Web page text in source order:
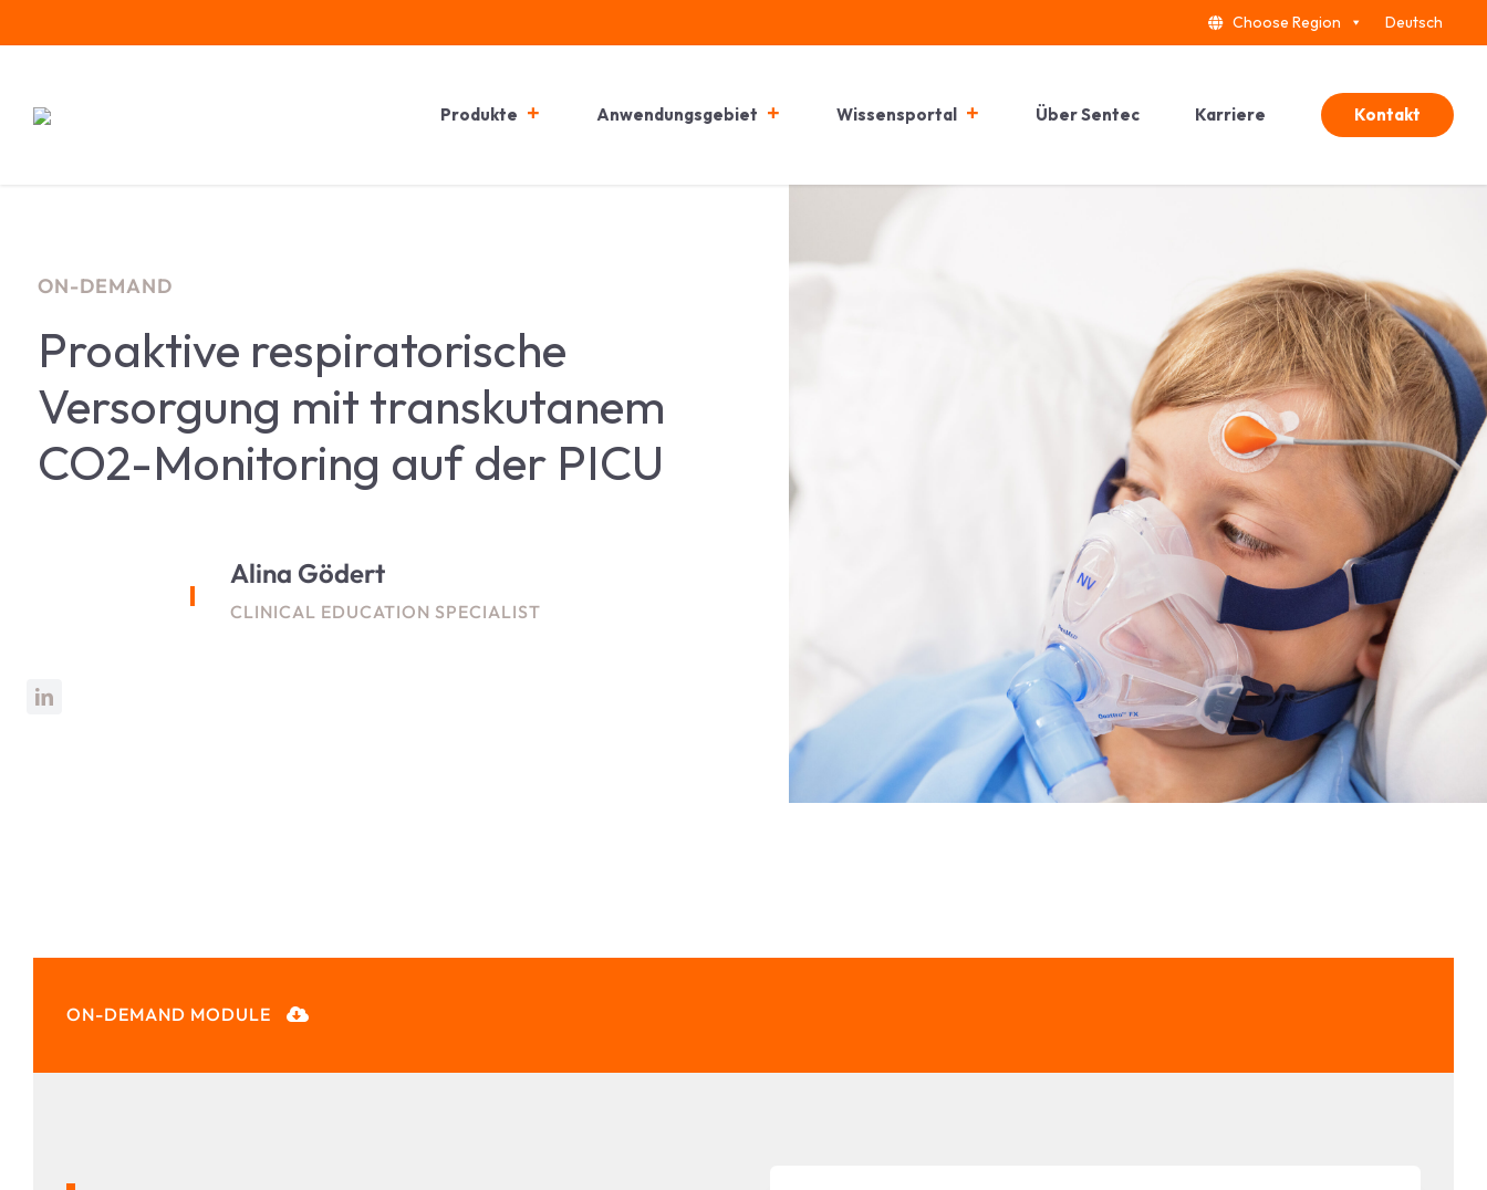
to
Choose Region Deutsch
Produkte Anwendungsgebiet Wissensportal Über Sentec Karriere Kontakt
ON-DEMAND
Proaktive respiratorische
Versorgung mit transkutanem
CO2-Monitoring auf der PICU
Alina Gödert
CLINICAL EDUCATION SPECIALIST
ON-DEMAND MODULE